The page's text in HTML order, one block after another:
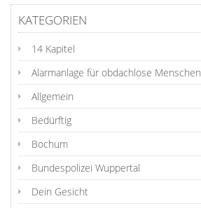
KATEGORIEN
14 Kapitel
Alarmanlage für obdachlose Menschen
Allgemein
Bedürftig
Bochum
Bundespolizei Wuppertal
Dein Gesicht